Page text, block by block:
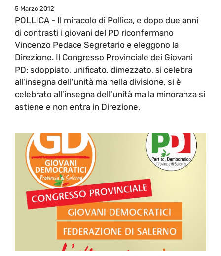
5 Marzo 2012
POLLICA - Il miracolo di Pollica, e dopo due anni
di contrasti i giovani del PD riconfermano
Vincenzo Pedace Segretario e eleggono la
Direzione. Il Congresso Provinciale dei Giovani
PD: sdoppiato, unificato, dimezzato, si celebra
all'insegna dell'unità ma nella divisione, si è
celebrato all'insegna dell'unità ma la minoranza si
astiene e non entra in Direzione.